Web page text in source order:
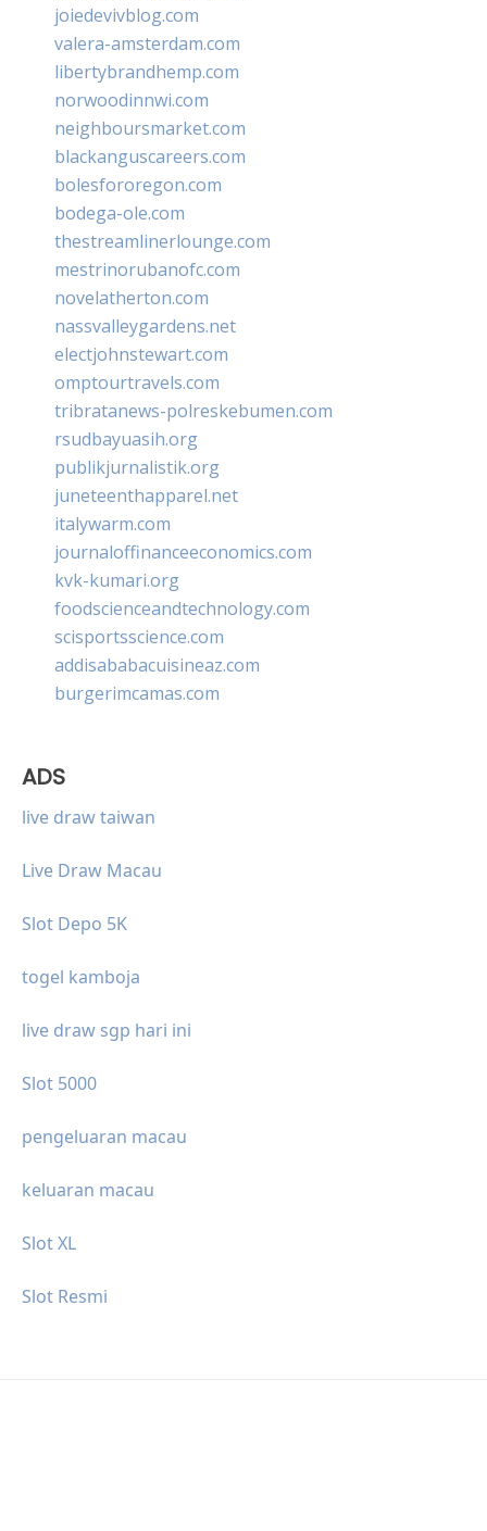
joiedevivblog.com
valera-amsterdam.com
libertybrandhemp.com
norwoodinnwi.com
neighboursmarket.com
blackanguscareers.com
bolesfororegon.com
bodega-ole.com
thestreamlinerlounge.com
mestrinorubanofc.com
novelatherton.com
nassvalleygardens.net
electjohnstewart.com
omptourtravels.com
tribratanews-polreskebumen.com
rsudbayuasih.org
publikjurnalistik.org
juneteenthapparel.net
italywarm.com
journaloffinanceeconomics.com
kvk-kumari.org
foodscienceandtechnology.com
scisportsscience.com
addisababacuisineaz.com
burgerimcamas.com
ADS
live draw taiwan
Live Draw Macau
Slot Depo 5K
togel kamboja
live draw sgp hari ini
Slot 5000
pengeluaran macau
keluaran macau
Slot XL
Slot Resmi